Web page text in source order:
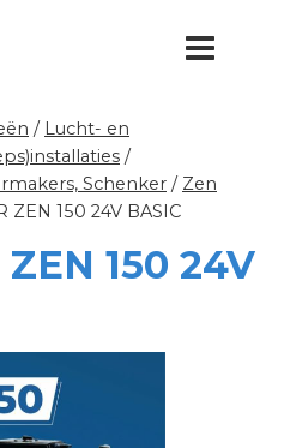
/ Lucht- en
/
Schenker / Zen
ZEN 150 24V BASIC
150 24V